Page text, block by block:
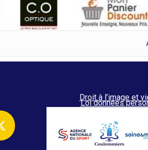
Droit à l’image et
Loi données